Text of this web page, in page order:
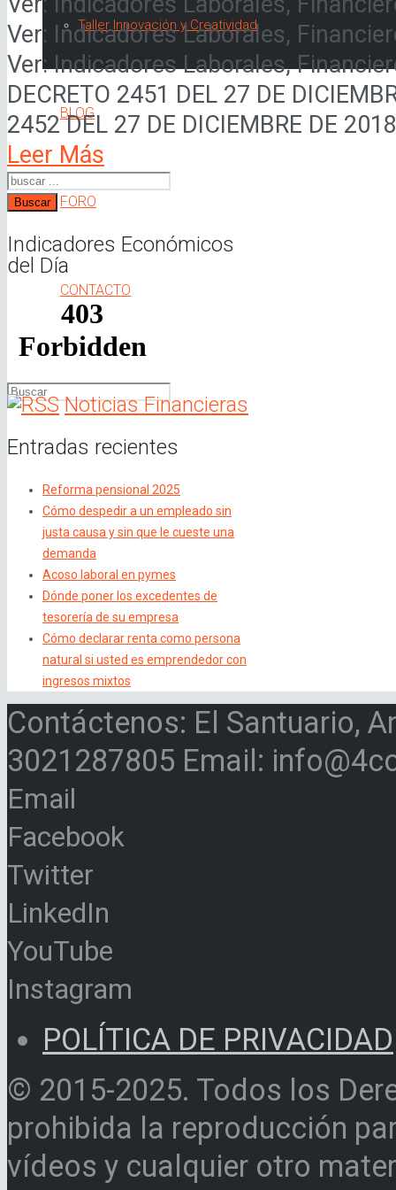
Taller Innovación y Creatividad
BLOG
FORO
CONTACTO
Ver: Indicadores Laborales,
Ver: Indicadores Laborales,
DECRETO 2451 DEL 27 DE
2452 DEL 27 DE DICIEMBRE DE
Leer Más
Buscar
Indicadores Económicos
del Día
Noticias Financieras
Entradas recientes
Reforma pensional 2025
Cómo despedir a un empleado sin
justa causa y sin que le cueste una
demanda
Acoso laboral en pymes
Dónde poner los excedentes de
tesorería de su empresa
Cómo declarar renta como persona
natural si usted es emprendedor con
ingresos mixtos
Contáctenos: El Santuario,
3021287805 Email:
Email
Facebook
Twitter
LinkedIn
YouTube
Instagram
POLÍTICA DE PRIVACIDAD
© 2015-2025. Todos los
prohibida la reproducción
vídeos y cualquier otro